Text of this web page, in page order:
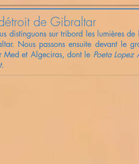
de Gibraltar
distinguons sur tribord les lumières
Nous passons ensuite devant le
Med et Algeciras, dont le Poeta Lopez
.